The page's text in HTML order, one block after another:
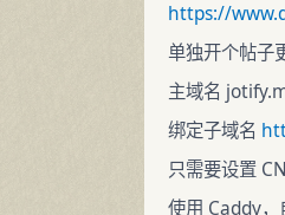
https://
单独开个帖子
主域名
绑定子域名
只需要设置
使用 Caddy，